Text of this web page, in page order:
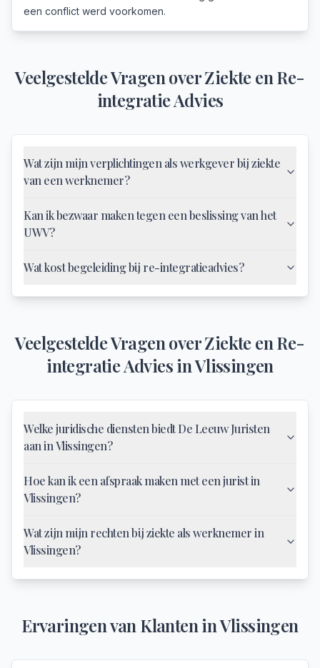
een conflict werd voorkomen.
Veelgestelde Vragen overZiekte en Re-
integratie Advies
Wat zijn mijn verplichtingen als werkgever bij ziekte
van een werknemer?
Kan ik bezwaar maken tegen een beslissing van het
UWV?
Wat kost begeleiding bij re-integratieadvies?
Veelgestelde Vragen overZiekte en Re-
integratie AdviesinVlissingen
Welke juridische diensten biedt De Leeuw Juristen
aan in Vlissingen?
Hoe kan ik een afspraak maken met een jurist in
Vlissingen?
Wat zijn mijn rechten bij ziekte als werknemer in
Vlissingen?
Ervaringen van Klanten inVlissingen